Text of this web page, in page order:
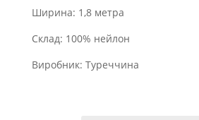
Ширина: 1,8 метра
Склад: 100% нейлон
Виробник: Туреччина